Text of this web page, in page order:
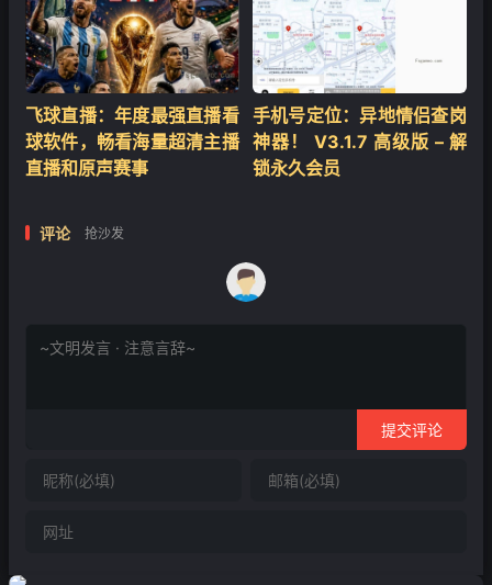
飞球直播：年度最强直播看
球软件，畅看海量超清主播
直播和原声赛事
手机号定位：异地情侣查岗
神器！ V3.1.7 高级版 – 解
锁永久会员
评论 抢沙发
提交评论